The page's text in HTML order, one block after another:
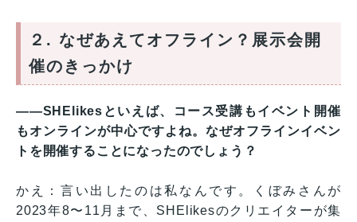
２. なぜあえてオフライン？展示会開
催のきっかけ
——SHElikesといえば、コース受講もイベント開催
もオンラインが中心ですよね。なぜオフラインイベン
トを開催することになったのでしょう？
かえ：言い出したのは私なんです。くぼみさんが
2023年8〜11月まで、SHElikesのクリエイターが集